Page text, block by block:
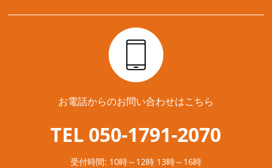
お電話からのお問い合わせはこちら
TEL 050-1791-2070
受付時間: 10時～12時 13時～16時